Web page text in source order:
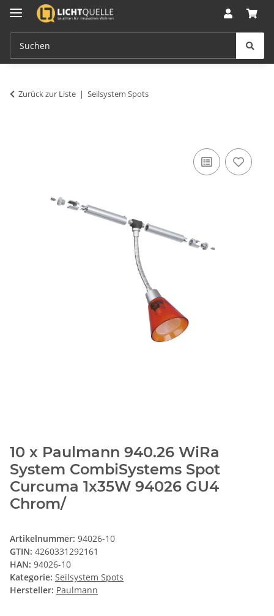
Zurück zur Liste Seilsystem Spots
10 x Paulmann 940.26 WiRa
System CombiSystems Spot
Curcuma 1x35W 94026 GU4
Chrom/
Artikelnummer: 94026-10
GTIN: 4260331292161
HAN: 94026-10
Kategorie: Seilsystem Spots
Hersteller: Paulmann